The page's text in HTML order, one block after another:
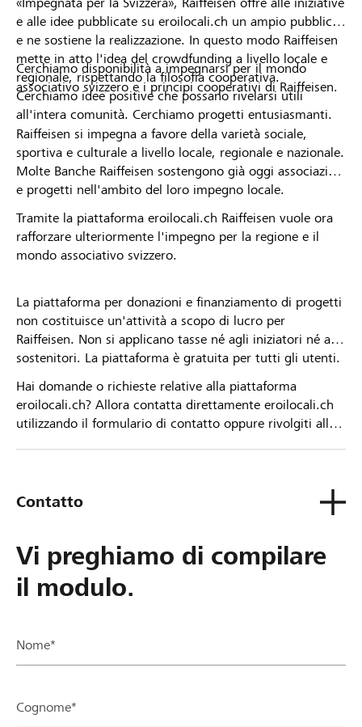
e alle idee pubblicate su eroilocali.ch un ampio pubblico
e ne sostiene la realizzazione. In questo modo Raiffeisen
mette in atto l'idea del crowdfunding a livello locale e
regionale, rispettando la filosofia cooperativa.
Cerchiamo idee positive che possano rivelarsi utili
all'intera comunità. Cerchiamo progetti entusiasmanti.
Cerchiamo disponibilità a impegnarsi per il mondo
associativo svizzero e i principi cooperativi di Raiffeisen.
Raiffeisen si impegna a favore della varietà sociale,
sportiva e culturale a livello locale, regionale e nazionale.
Molte Banche Raiffeisen sostengono già oggi associazioni
e progetti nell'ambito del loro impegno locale.
Tramite la piattaforma eroilocali.ch Raiffeisen vuole ora
rafforzare ulteriormente l'impegno per la regione e il
mondo associativo svizzero.
La piattaforma per donazioni e finanziamento di progetti
non costituisce un'attività a scopo di lucro per
Raiffeisen. Non si applicano tasse né agli iniziatori né ai
sostenitori. La piattaforma è gratuita per tutti gli utenti.
Hai domande o richieste relative alla piattaforma
eroilocali.ch? Allora contatta direttamente eroilocali.ch
utilizzando il formulario di contatto oppure rivolgiti alla
Contatto
Vi preghiamo di compilare
il modulo.
Nome*
Cognome*